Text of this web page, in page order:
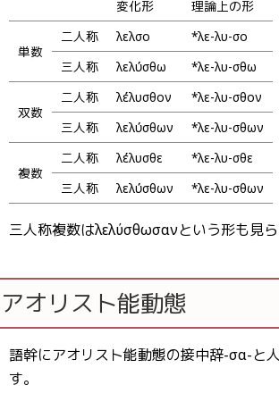
変化形 理論上の形
単数
二人称 λελῦσο
*λε-λυ-σο
三人称
λελύσθω *λε-λυ-σθω
双数
二人称 λέλυσθον
*λε-λυ-σθον
三人称
λελύσθων *λε-λυ-σθων
複数
二人称 λέλυσθε
*λε-λυ-σθε
三人称
λελύσθων *λε-λυ-σθων
三人称複数はλελύσθωσανという形も見ら
アオリスト能動態
語幹にアオリスト能動態の接中辞-σα-と
す。